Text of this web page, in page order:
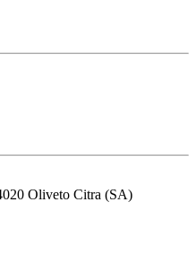
Oliveto Citra (SA)